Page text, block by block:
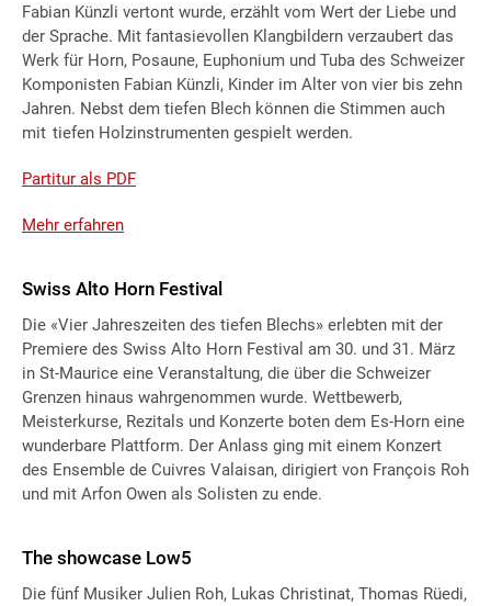
Fabian Künzli vertont wurde, erzählt vom Wert der Liebe und
der Sprache. Mit fantasievollen Klangbildern verzaubert das
Werk für Horn, Posaune, Euphonium und Tuba des Schweizer
Komponisten Fabian Künzli, Kinder im Alter von vier bis zehn
Jahren. Nebst dem tiefen Blech können die Stimmen auch
mit tiefen Holzinstrumenten gespielt werden.
Partitur als PDF
Mehr erfahren
Swiss Alto Horn Festival
Die «Vier Jahreszeiten des tiefen Blechs» erlebten mit der
Premiere des Swiss Alto Horn Festival am 30. und 31. März
in St-Maurice eine Veranstaltung, die über die Schweizer
Grenzen hinaus wahrgenommen wurde. Wettbewerb,
Meisterkurse, Rezitals und Konzerte boten dem Es-Horn eine
wunderbare Plattform. Der Anlass ging mit einem Konzert
des Ensemble de Cuivres Valaisan, dirigiert von François Roh
und mit Arfon Owen als Solisten zu ende.
The showcase Low5
Die fünf Musiker Julien Roh, Lukas Christinat, Thomas Rüedi,